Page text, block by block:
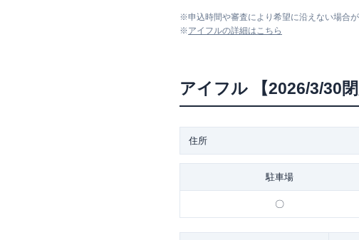
※申込時間や審査により希望に沿えない場合が
※アイフルの詳細はこちら
アイフル 【2026/3/30
住所
駐車場
〇